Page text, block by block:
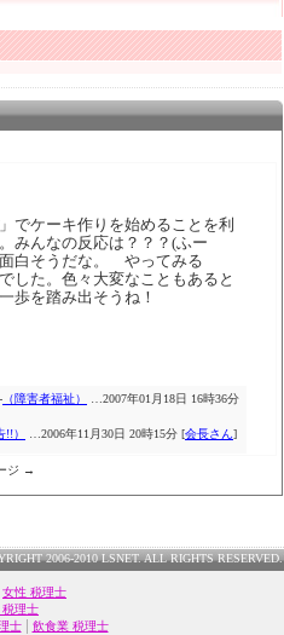
でケーキ作りを始めることを利
みんなの反応は？？？(ふー
白そうだな。 やってみる
した。色々大変なこともあると
歩を踏み出そうね！
- （障害者福祉）
…2007年01月18日 16時36分
!!） …2006年11月30日 20時15分 [会長さん]
ジ →
2006-2010 LSNET. ALL RIGHTS RESERVED.
女性 税理士
理士
士| 飲食業 税理士